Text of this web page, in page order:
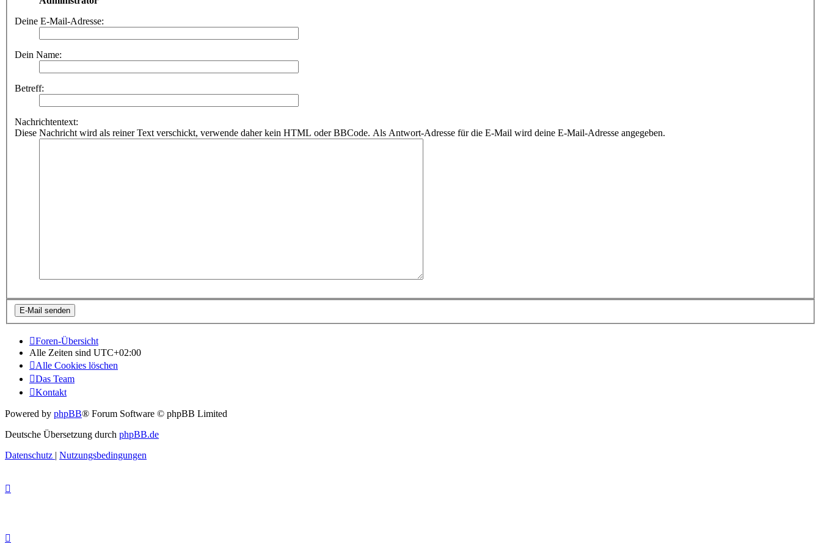
Deine E-Mail-Adresse:
Dein Name:
Betreff:
Nachrichtentext:
Diese Nachricht wird als reiner Text verschickt, verwende daher kein HTML oder BBCode. Als Antwort-Adresse für die E-Mail wird deine E-Mail-Adresse angegeben.
Foren-Übersicht
Alle Zeiten sind UTC+02:00
Alle Cookies löschen
Das Team
Kontakt
Powered by phpBB® Forum Software © phpBB Limited
Deutsche Übersetzung durch phpBB.de
Datenschutz | Nutzungsbedingungen